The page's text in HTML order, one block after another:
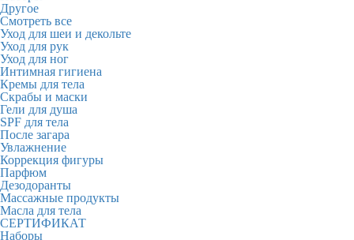
Другое
Смотреть все
Уход для шеи и декольте
Уход для рук
Уход для ног
Интимная гигиена
Кремы для тела
Скрабы и маски
Гели для душа
SPF для тела
После загара
Увлажнение
Коррекция фигуры
Парфюм
Дезодоранты
Массажные продукты
Масла для тела
СЕРТИФИКАТ
Наборы